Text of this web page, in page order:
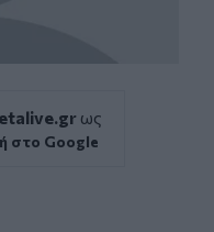
ως
στο Google